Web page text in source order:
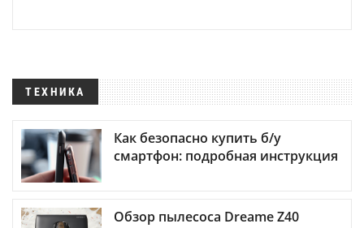
ТЕХНИКА
Как безопасно купить б/у
смартфон: подробная инструкция
Обзор пылесоса Dreame Z40